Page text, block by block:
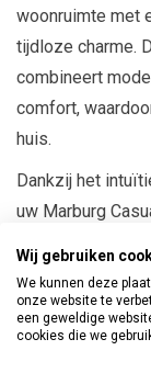
woonruimte met
tijdloze charme.
combineert
comfort,
huis.
Dankzij het
uw Marburg
worden
genieten van uw
Geef uw huis
Wij gebruiken
We kunnen deze
onze website te
een geweldige
cookies die we